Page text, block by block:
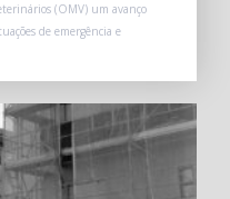
(OMV) um avanço
de emergência e